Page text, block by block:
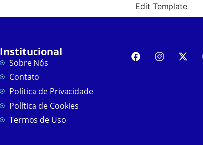
Edit Template
Institucional
Sobre Nós
Contato
Política de Privacidade
Política de Cookies
Termos de Uso